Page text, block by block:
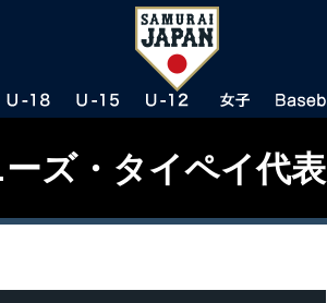
ズ・タイペイ代表